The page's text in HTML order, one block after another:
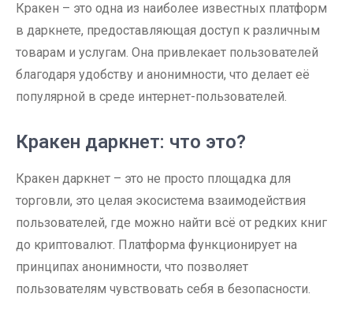
Кракен – это одна из наиболее известных платформ
в даркнете, предоставляющая доступ к различным
товарам и услугам. Она привлекает пользователей
благодаря удобству и анонимности, что делает её
популярной в среде интернет-пользователей.
Кракен даркнет: что это?
Кракен даркнет – это не просто площадка для
торговли, это целая экосистема взаимодействия
пользователей, где можно найти всё от редких книг
до криптовалют. Платформа функционирует на
принципах анонимности, что позволяет
пользователям чувствовать себя в безопасности.